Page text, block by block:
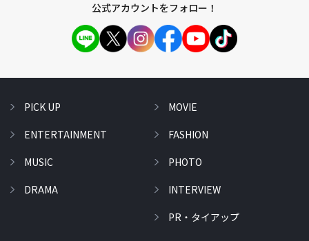
公式アカウントをフォロー！
PICK UP
ENTERTAINMENT
MUSIC
DRAMA
MOVIE
FASHION
PHOTO
INTERVIEW
PR・タイアップ